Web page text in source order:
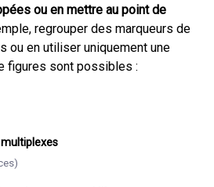
ou en mettre au point de
regrouper des marqueurs de
ou en utiliser uniquement une
figures sont possibles :